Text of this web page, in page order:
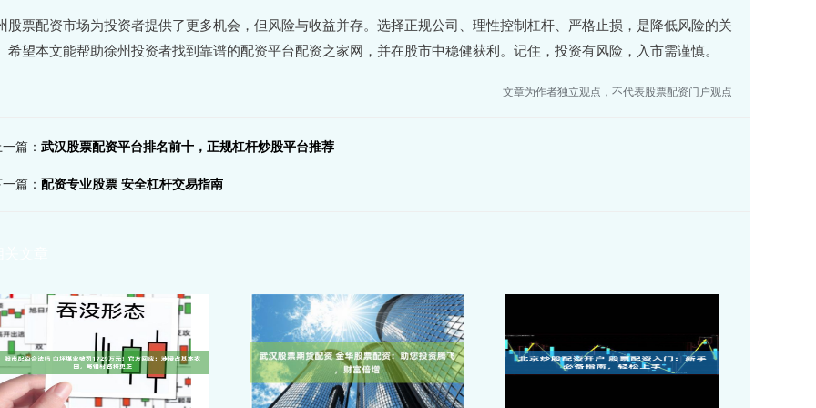
股票配资市场为投资者提供了更多机会，但风险与收益并存。选择正规公司、理性控制杠杆、严格止损，是降低风险的关
希望本文能帮助徐州投资者找到靠谱的配资平台配资之家网，并在股市中稳健获利。记住，投资有风险，入市需谨慎。
文章为作者独立观点，不代表股票配资门户观点
篇： 武汉股票配资平台排名前十，正规杠杆炒股平台推荐
篇： 配资专业股票 安全杠杆交易指南